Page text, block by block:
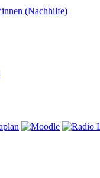
(Nachhilfe)